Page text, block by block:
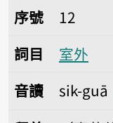
序號12室外
序號
12
詞目
室外
音讀
sik-guā